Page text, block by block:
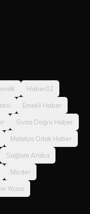
Haber02
Emekli Haber
Sivas Doğru Haber
Malatya Odak Haber
Sağlam Araba
Micder
Yazısı